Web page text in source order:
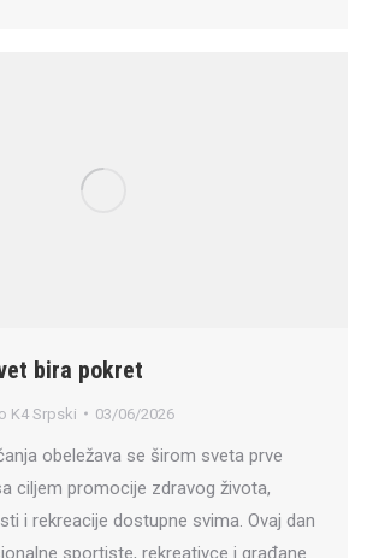
bira pokret
K4 Srpski 03/06/2026
obeležava se širom sveta prve
ciljem promocije zdravog života,
i rekreacije dostupne svima. Ovaj dan
sportiste, rekreativce i građane